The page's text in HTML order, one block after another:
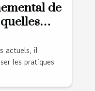
de
actuels, il
les pratiques